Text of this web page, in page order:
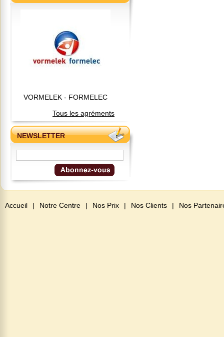
VORMELEK - FORMELEC
Tous les agréments
NEWSLETTER
Accueil | Notre Centre | Nos Prix | Nos Clients | Nos